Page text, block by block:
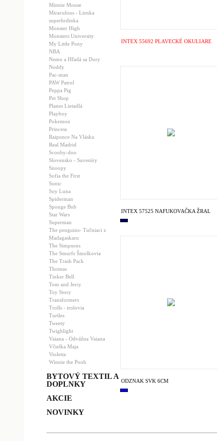
Minnie Mouse
Miraculous - Lienka
superhrdinka
Monster High
Monsters University
My Little Pony
NBA
Nemo a Hľadá sa Dory
Noddy
Pac-man
PAW Patrol
Peppa Pig
Pet Shop
Planes Lietadlá
Playboy
Pokemon
Princess
Raiponce Na Vlásku
Real Madrid
Scooby-doo
Slovensko - Suveníry
Snoopy
Sofia the First
Sonic
Soy Luna
Spiderman
Sponge Bob
Star Wars
Superman
The penguins- Tučniaci z
Madagaskaru
The Simpsons
The Smurfs Šmolkovia
The Trash Pack
Thomas
Tinker Bell
Tom and Jerry
Toy Story
Transformers
Trolls - trolovia
Turtles
Tweety
Twighlight
Vaiana - Odvážna Vaiana
Včielka Maja
Violetta
Winnie the Pooh
BYTOVÝ TEXTIL A
DOPLNKY
AKCIE
NOVINKY
INTEX 55692 PLAVECKÉ OKULIARE
INTEX 57525 NAFUKOVAČKA ŽRAL
ODZNAK SVK 6CM